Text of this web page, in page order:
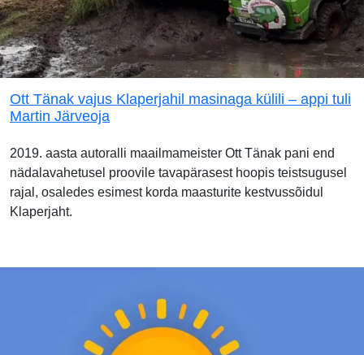
Ott Tänak vajus Klaperjahil masinaga külili – appi tuli
Martin Järveoja
2019. aasta autoralli maailmameister Ott Tänak pani end
nädalavahetusel proovile tavapärasest hoopis teistsugusel
rajal, osaledes esimest korda maasturite kestvussõidul
Klaperjaht.